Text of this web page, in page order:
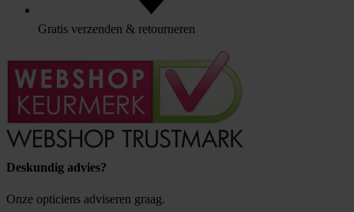
Gratis verzenden & retourneren
Deskundig advies?
Onze opticiens adviseren graag.